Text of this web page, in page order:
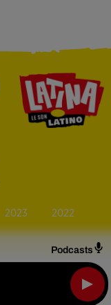
Podcasts
2023 2022